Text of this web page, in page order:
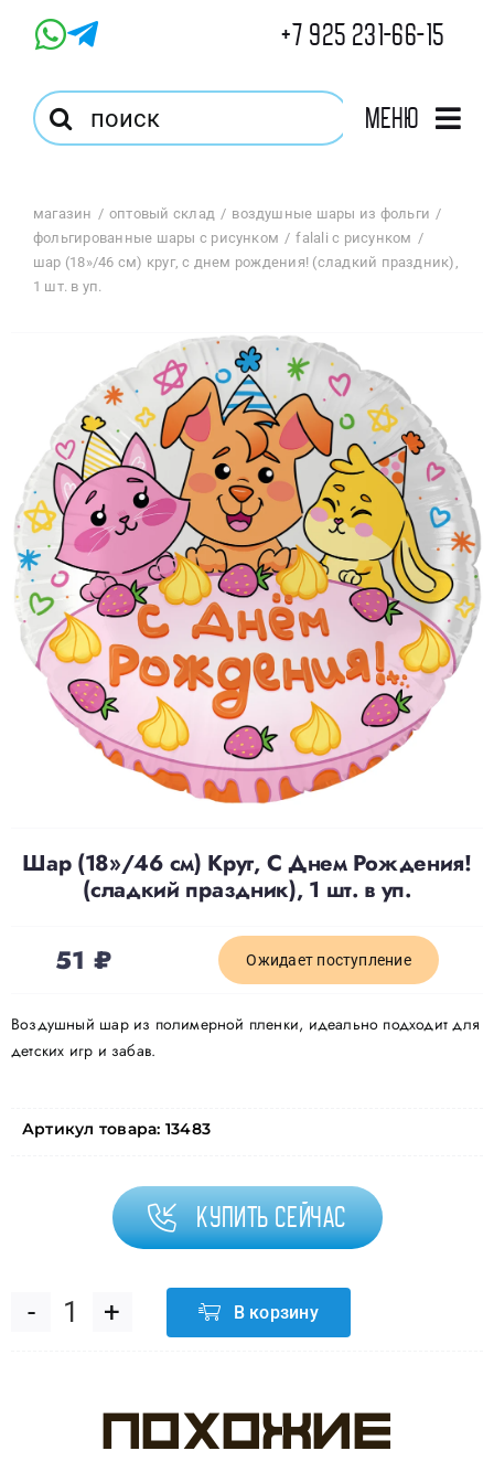
+7 925 231-66-15
Результат
поиска:
Меню
Магазин
Корзина
Избранное
Доставка
О нас
Отзывы
Контакты
магазин оптовый склад
воздушные шары из фольги
фольгированные шары с рисунком
falali с рисунком
шар (18»/46 см) круг, с днем рождения! (сладкий праздник),
1 шт. в уп.
Шар (18»/46 см) Круг, С Днем Рождения!
(сладкий праздник), 1 шт. в уп.
51 ₽ Ожидает поступление
Воздушный шар из полимерной пленки, идеально подходит для
детских игр и забав.
Артикул товара: 13483
Купить сейчас
Количество
Шар
В корзину
Похожие